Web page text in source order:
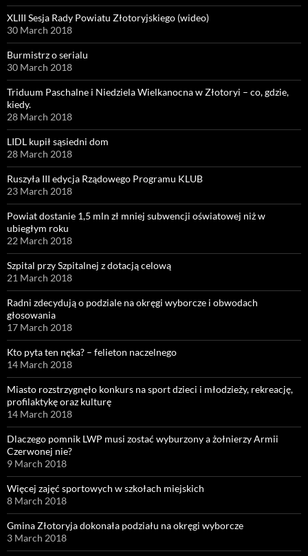
XLIII Sesja Rady Powiatu Złotoryjskiego (wideo)
30 March 2018
Burmistrz o serialu
30 March 2018
Triduum Paschalne i Niedziela Wielkanocna w Złotoryi – co, gdzie,
kiedy.
28 March 2018
LIDL kupił sąsiedni dom
28 March 2018
Ruszyła III edycja Rządowego Programu KLUB
23 March 2018
Powiat dostanie 1,5 mln zł mniej subwencji oświatowej niż w
ubiegłym roku
22 March 2018
Szpital przy Szpitalnej z dotacją celową
21 March 2018
Radni zdecydują o podziale na okręgi wyborcze i obwodach
głosowania
17 March 2018
Kto pyta ten nęka? – felieton naczelnego
14 March 2018
Miasto rozstrzygnęło konkurs na sport dzieci i młodzieży, rekreację,
profilaktykę oraz kulturę
14 March 2018
Dlaczego pomnik LWP musi zostać wyburzony a żołnierzy Armii
Czerwonej nie?
9 March 2018
Więcej zajęć sportowych w szkołach miejskich
8 March 2018
Gmina Złotoryja dokonała podziału na okręgi wyborcze
3 March 2018